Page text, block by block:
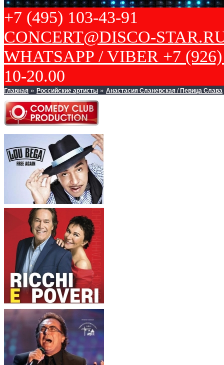
+7 (495) 103-43-91
CONCERT@DISCO-
WHATSAPP / VIBER +7
10-20.00
Главная » Российские артисты » Анастасия Сланевская / Певица Слава